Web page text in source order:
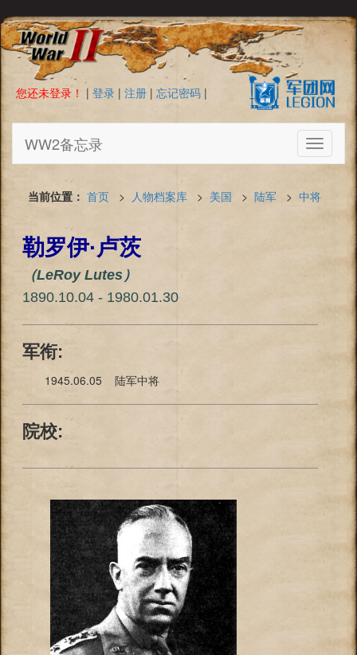
您还未登录！ | 登录 | 注册 | 忘记密码 |
Toggle
WW2备忘录
当前位置： 首页 > 人物档案库 > 美国 > 陆军 > 中将
勒罗伊·卢茨
（LeRoy Lutes）
1890.10.04 - 1980.01.30
军衔:
1945.06.05 陆军中将
院校: